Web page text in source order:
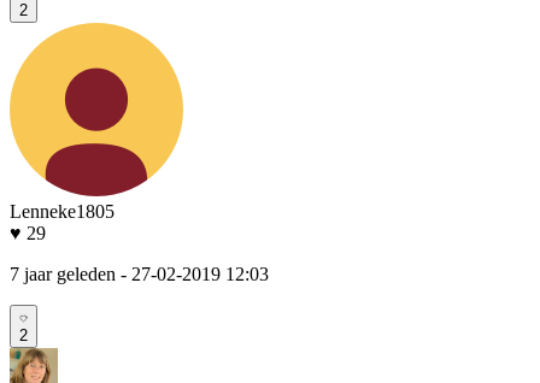
2
Lenneke1805
♥ 29
7 jaar geleden - 27-02-2019 12:03
2